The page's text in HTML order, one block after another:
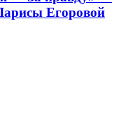
Егоровой